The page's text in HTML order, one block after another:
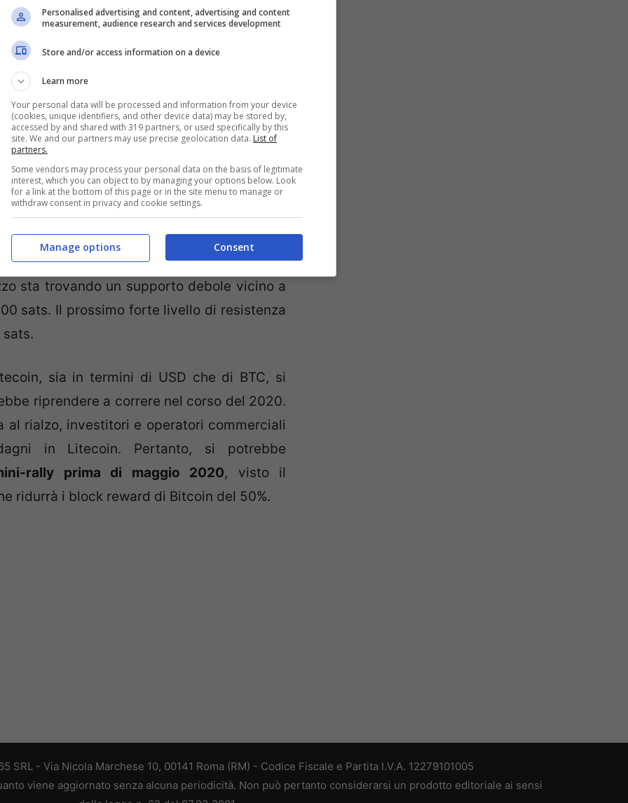
grafici evidenziano che Litecoin è vicino al
l’EMA a 20 giorni, con circa 607.800 sats.
sta trovando un supporto debole vicino a
sats. Il prossimo forte livello di resistenza
sia in termini di USD che di BTC, si
riprendere a correre nel corso del 2020.
al rialzo, investitori e operatori commerciali
in Litecoin. Pertanto, si potrebbe
rally prima di maggio 2020, visto il
ridurrà i block reward di Bitcoin del 50%.
SRL - Via Nicola Marchese 10, 00141 Roma (RM) - Codice Fiscale e Partita I.V.A. 12279101005
viene aggiornato senza alcuna periodicità. Non può pertanto considerarsi un prodotto editoriale ai sensi
Personalised advertising and content, advertising and content
measurement, audience research and services development
Store and/or access information on a device
Learn more
Your personal data will be processed and information from your device
(cookies, unique identifiers, and other device data) may be stored by,
accessed by and shared with 319 partners, or used specifically by this
site. We and our partners may use precise geolocation data. List of
partners.
Some vendors may process your personal data on the basis of legitimate
interest, which you can object to by managing your options below. Look
for a link at the bottom of this page or in the site menu to manage or
withdraw consent in privacy and cookie settings.
Consent
Manage options